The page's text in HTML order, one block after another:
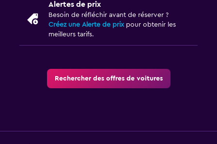
Alertes de prix
Besoin de réfléchir avant de réserver ?
Créez une Alerte de prixpour obtenir les
meilleurs tarifs.
Rechercher des offres de voitures